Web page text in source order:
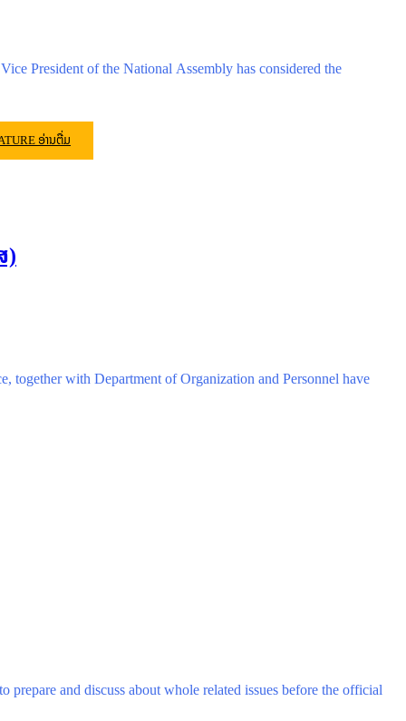
President of the National Assembly has considered the
ອ່ານຕື່ມ
)
together with Department of Organization and Personnel have
and discuss about whole related issues before the official